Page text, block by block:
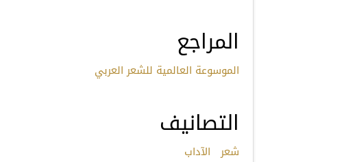
المراجع
الموسوعة العالمية للشعر العربي
التصانيف
شعر الآداب